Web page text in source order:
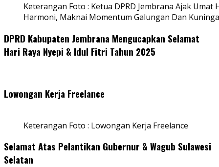
Keterangan Foto : Ketua DPRD Jembrana Ajak
Harmoni, Maknai Momentum Galungan Dan
DPRD Kabupaten Jembrana Mengucapkan Selamat
Hari Raya Nyepi & Idul Fitri Tahun 2025
Lowongan Kerja Freelance
Keterangan Foto : Lowongan Kerja Freelance
Selamat Atas Pelantikan Gubernur & Wagub Sulawesi
Selatan